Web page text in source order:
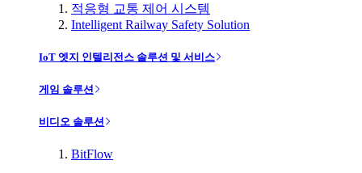
적응형 교통 제어 시스템
Intelligent Railway Safety Solution
IoT 엣지 인텔리전스 솔루션 및 서비스
게임 솔루션
비디오 솔루션
BitFlow